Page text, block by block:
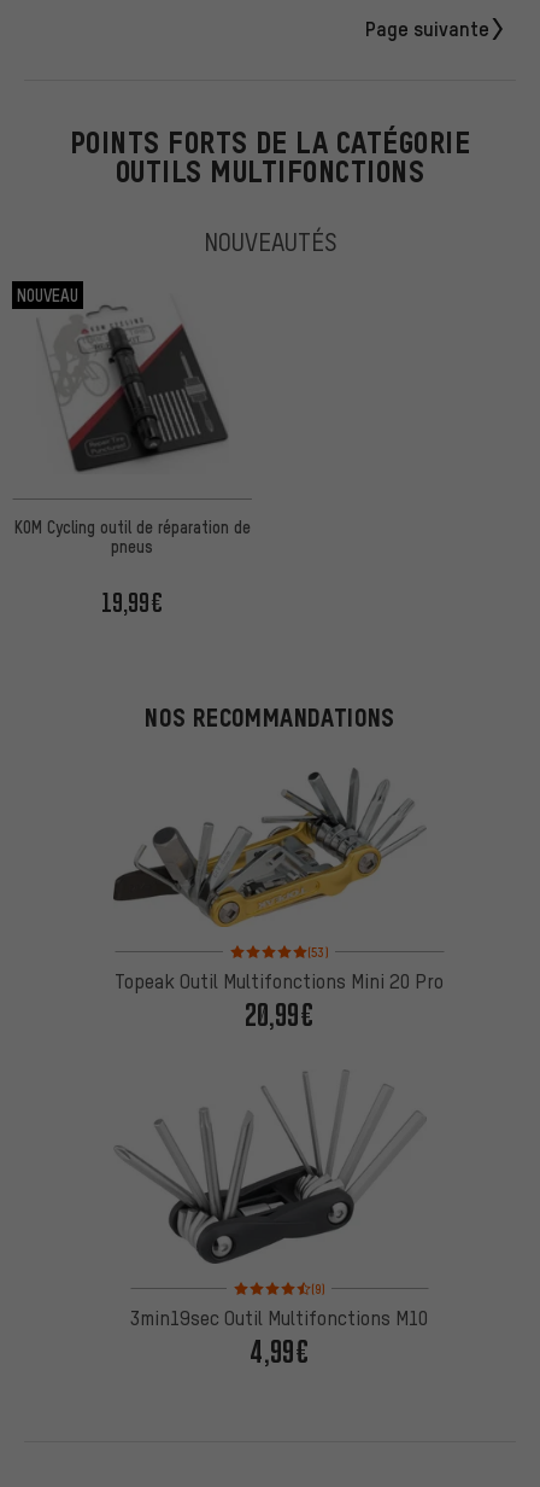
Page suivante
POINTS FORTS DE LA CATÉGORIE
OUTILS MULTIFONCTIONS
NOUVEAUTÉS
NOUVEAU
KOM Cycling outil de réparation de
pneus
19,99€
NOS RECOMMANDATIONS
Note moyenne : 5 sur 5 d'après 53 avis
(53)
Topeak Outil Multifonctions Mini 20 Pro
20,99€
Note moyenne : 4,5 sur 5 d'après 9 avis
(9)
3min19sec Outil Multifonctions M10
4,99€